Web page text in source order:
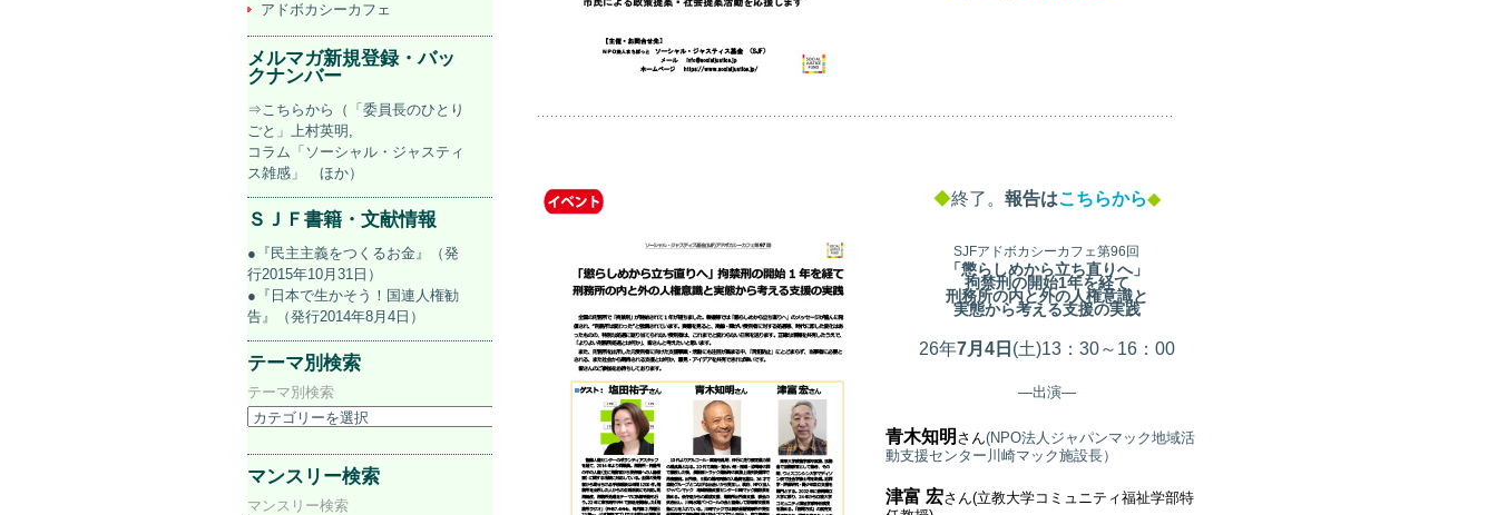
◆終了。 報告はこちらから◆
SJFアドボカシーカフェ第96 回
「懲らしめから立ち直りへ」
拘禁刑の開始1年を経て
刑務所の内と外の人権意識と
実態から考える支援の実践
26年7月4日 (土)13：30～16：00
―出演―
青木知明 さん(NPO法人ジャパンマック地域活
動支援センター川崎マック施設長）
津富 宏さん(立教大学コミュニティ福祉学部特
アドボカシーカフェ
メルマガ新規登録・バッ
クナンバー
⇒こちらから（「委員長のひとり
ごと」上村英明,
コラム「ソーシャル・ジャスティ
ス雑感」 ほか）
ＳＪＦ書籍・文献情報
●『民主主義をつくるお金』（発
行2015年10月31日）
●『日本で生かそう！国連人権勧
告』（発行2014年8月4日）
テーマ別検索
テーマ別検索
マンスリー検索
マンスリー検索